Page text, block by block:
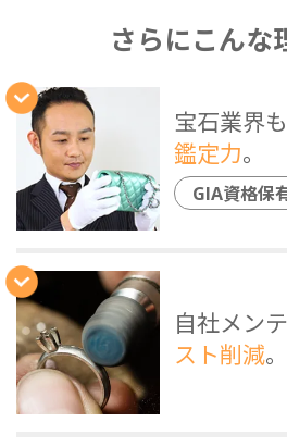
さらにこんな
宝石業界
鑑定力。
GIA資格保
自社メン
スト削減。